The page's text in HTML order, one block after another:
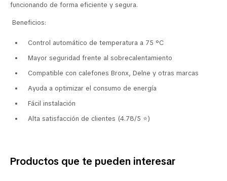
funcionando de forma eficiente y segura.
Beneficios:
Control automático de temperatura a 75 °C
Mayor seguridad frente al sobrecalentamiento
Compatible con calefones Bronx, Delne y otras marcas
Ayuda a optimizar el consumo de energía
Fácil instalación
Alta satisfacción de clientes (4.78/5 ⭐)
Productos que te pueden interesar